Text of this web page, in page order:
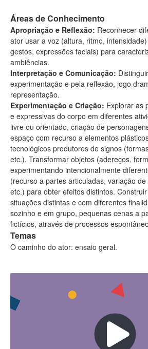
Áreas de Conhecimento
Apropriação e Reflexão: Reconhecer
ator usar a voz (altura, ritmo,
gestos, expressões faciais) para
ambiências.
Interpretação e Comunicação:
experimentação e pela reflexão, jogo
representação.
Experimentação e Criação: Explorar as
e expressivas do corpo em diferentes
livre ou orientado, criação de
espaço com recurso a elementos
tecnológicos produtores de signos
etc.). Transformar objetos (adereços,
experimentando intencionalmente
(recurso a partes articuladas, variação
etc.) para obter efeitos distintos.
situações distintas e com diferentes
sozinho e em grupo, pequenas cenas a
fictícios, através de processos
Temas
O caminho do ator: ensaio geral.